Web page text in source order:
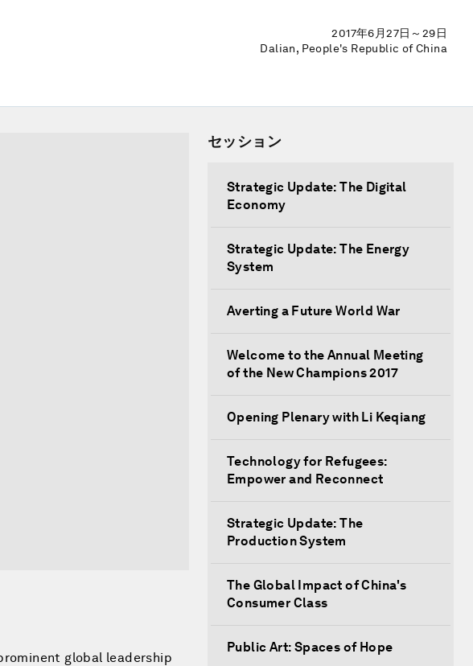
2017年6月27日～29日
Dalian, People's Republic of China
global leadership
セッション
Strategic Update: The Digital
Economy
Strategic Update: The Energy
System
Averting a Future World War
Welcome to the Annual Meeting
of the New Champions 2017
Opening Plenary with Li Keqiang
Technology for Refugees:
Empower and Reconnect
Strategic Update: The
Production System
The Global Impact of China's
Consumer Class
Public Art: Spaces of Hope